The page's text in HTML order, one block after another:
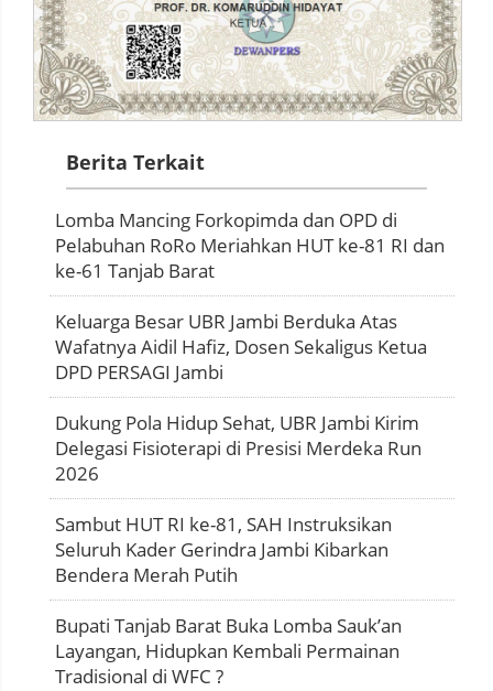
Berita Terkait
Lomba Mancing Forkopimda dan OPD di
Pelabuhan RoRo Meriahkan HUT ke-81 RI dan
ke-61 Tanjab Barat
Keluarga Besar UBR Jambi Berduka Atas
Wafatnya Aidil Hafiz, Dosen Sekaligus Ketua
DPD PERSAGI Jambi
Dukung Pola Hidup Sehat, UBR Jambi Kirim
Delegasi Fisioterapi di Presisi Merdeka Run
2026
Sambut HUT RI ke-81, SAH Instruksikan
Seluruh Kader Gerindra Jambi Kibarkan
Bendera Merah Putih
Bupati Tanjab Barat Buka Lomba Sauk’an
Layangan, Hidupkan Kembali Permainan
Tradisional di WFC ?